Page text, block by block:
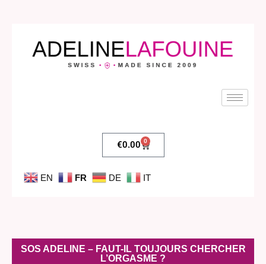
€0.00 0
EN FR DE IT
SOS ADELINE – FAUT-IL TOUJOURS CHERCHER
L’ORGASME ?